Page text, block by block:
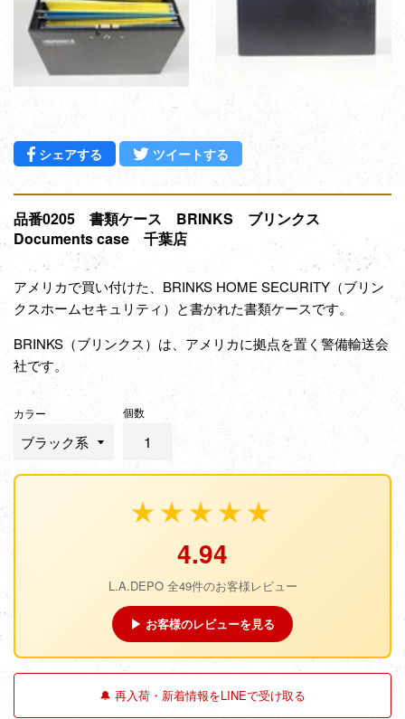
シェアする Facebookでシェアする
ツイートする
品番0205 書類ケース BRINKS ブリンクス
Documents case 千葉店
アメリカで買い付けた、BRINKS HOME SECURITY（ブリン
クスホームセキュリティ）と書かれた書類ケースです。
BRINKS（ブリンクス）は、アメリカに拠点を置く警備輸送会
社です。
カラー 個数
★★★★★
4.94
L.A.DEPO 全49件のお客様レビュー
▶ お客様のレビューを見る
🔔 再入荷・新着情報をLINEで受け取る